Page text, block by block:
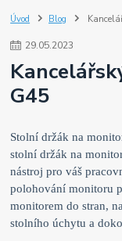
Úvod Blog
29.05.2023
G45
Stolní držák na
stolní držák na
nástroj pro váš
polohování monitoru
monitorem do stran,
stolního úchytu a